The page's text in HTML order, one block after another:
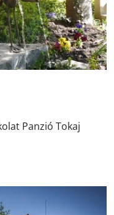
Panzió Tokaj